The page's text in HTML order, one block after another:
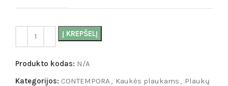
Į KREPŠELĮ
Produkto kodas: N/A
Kategorijos: CONTEMPORA , Kaukės plaukams , Plaukų